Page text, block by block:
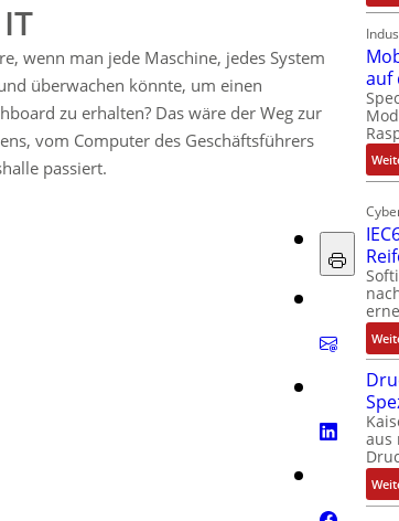
wenn man jede Maschine, jedes System
überwachen könnte, um einen
zu erhalten? Das wäre der Weg zur
vom Computer des Geschäftsführers
passiert.
auf
aus